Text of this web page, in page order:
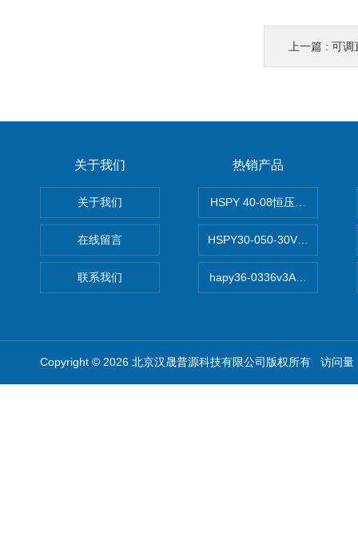
上一篇 : 可调
关于我们
关于我们
在线留言
联系我们
热销产品
HSPY 40-08恒压恒流恒功率
HSPY30-050-30V/-05A可调
hapy36-0336v3A高精度小型
Copyright © 2026 北京汉晟普源科技有限公司版权所有 访问量